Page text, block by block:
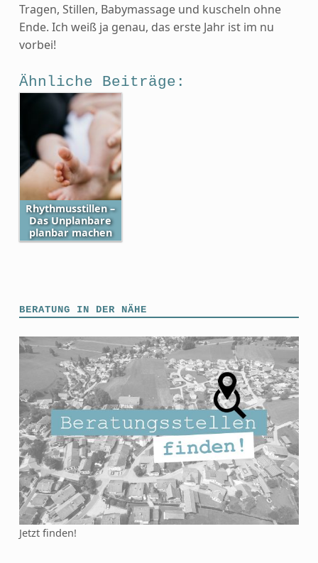
Tragen, Stillen, Babymassage und kuscheln ohne
Ende. Ich weiß ja genau, das erste Jahr ist im nu
vorbei!
Ähnliche Beiträge:
Rhythmusstillen –
Das Unplanbare
planbar machen
BERATUNG IN DER NÄHE
Jetzt finden!